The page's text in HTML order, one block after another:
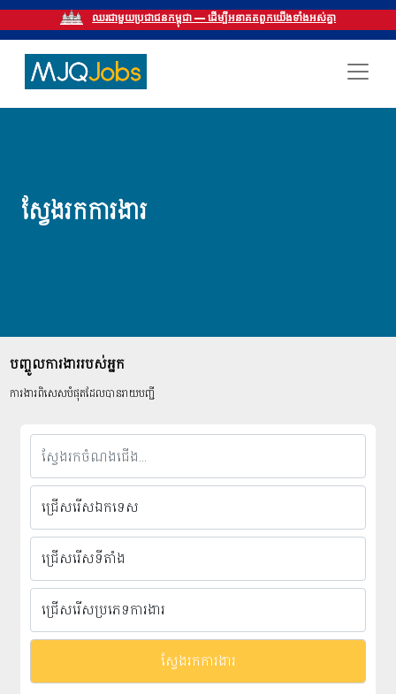
ឈរជាមួយប្រជាជនកម្ពុជា — ដើម្បីអនាគតពួកយើងទាំងអស់គ្នា
ស្វែងរកការងារ
បញ្ចូលការងាររបស់អ្នក
ការងារពិសេសបំផុតដែលបានរាយបញ្ជី